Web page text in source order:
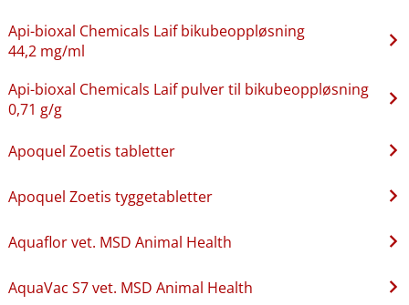
Api-bioxal Chemicals Laif bikubeoppløsning
44,2 mg/ml
Api-bioxal Chemicals Laif pulver til bikubeoppløsning
0,71 g/g
Apoquel Zoetis tabletter
Apoquel Zoetis tyggetabletter
Aquaflor vet. MSD Animal Health
AquaVac S7 vet. MSD Animal Health